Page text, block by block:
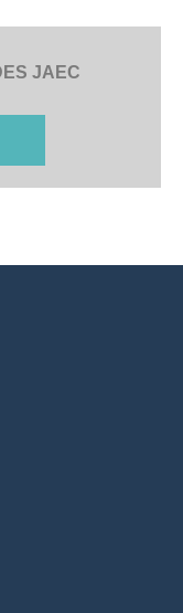
JAEC